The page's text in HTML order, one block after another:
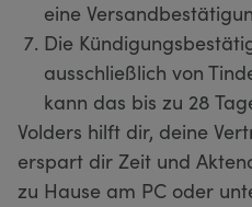
eine
Die
ausschließlich von
kann das bis zu 28
Volders hilft dir, deine
erspart dir Zeit und
zu Hause am PC oder